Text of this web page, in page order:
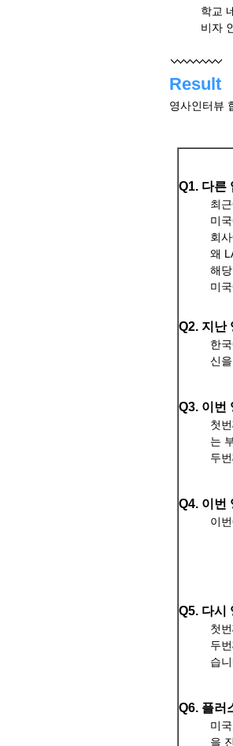
학교
비자
Result
영사인터뷰
Q1. 다른
최
미
회
왜
해
미
Q2. 지난
한
신
Q3. 이번
첫
는
두
Q4. 이번
이
Q5. 다시
첫
두
습니
Q6. 플러
미
을